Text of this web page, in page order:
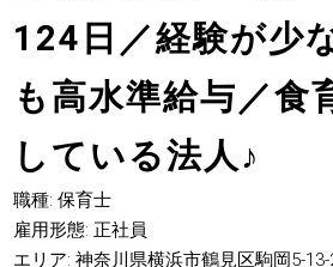
124日／経験が少
も高水準給与／食
している法人♪
職種: 保育士
雇用形態: 正社員
エリア: 神奈川県横浜市鶴見区駒岡5-13-